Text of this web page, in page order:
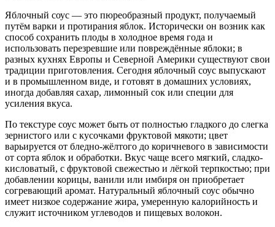
Яблочный соус — это пюреобразный продукт, получаемый
путём варки и протирания яблок. Исторически он возник как
способ сохранить плоды в холодное время года и
использовать перезревшие или повреждённые яблоки; в
разных кухнях Европы и Северной Америки существуют свои
традиции приготовления. Сегодня яблочный соус выпускают
и в промышленном виде, и готовят в домашних условиях,
иногда добавляя сахар, лимонный сок или специи для
усиления вкуса.
По текстуре соус может быть от полностью гладкого до слегка
зернистого или с кусочками фруктовой мякоти; цвет
варьируется от бледно-жёлтого до коричневого в зависимости
от сорта яблок и обработки. Вкус чаще всего мягкий, сладко-
кисловатый, с фруктовой свежестью и лёгкой терпкостью; при
добавлении корицы, ванили или имбиря он приобретает
согревающий аромат. Натуральный яблочный соус обычно
имеет низкое содержание жира, умеренную калорийность и
служит источником углеводов и пищевых волокон.